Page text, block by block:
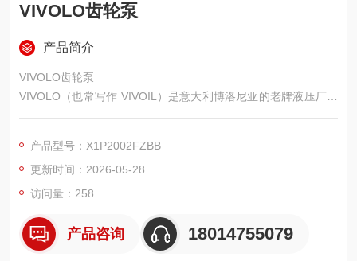
VIVOLO齿轮泵
产品简介
VIVOLO齿轮泵
VIVOLO（也常写作 VIVOIL）是意大利博洛尼亚的老牌液压厂，
1985 年成立，主打铝合金壳体、小排量、高压、低噪、模块化外
多。
产品型号：X1P2002FZBB
更新时间：2026-05-28
访问量：258
产品咨询 18014755079